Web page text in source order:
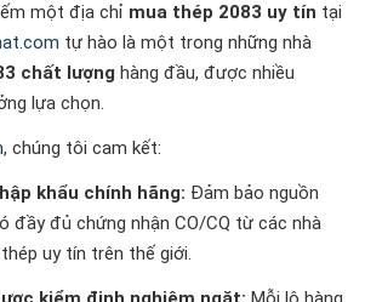
một địa chỉ mua thép 2083 uy tín tại
tự hào là một trong những nhà
chất lượng hàng đầu, được nhiều
lựa chọn.
, chúng tôi cam kết:
khẩu chính hãng: Đảm bảo nguồn
đầy đủ chứng nhận CO/CQ từ các nhà
uy tín trên thế giới.